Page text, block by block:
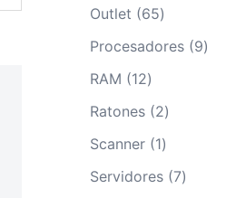
Outlet 6565
productos
Procesadores 99
RAM 1212
productos
Ratones 22
productos
Scanner 11
producto
Servidores 77